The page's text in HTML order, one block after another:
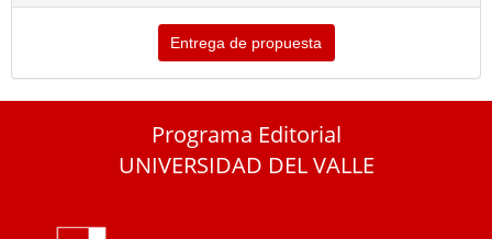
Entrega de propuesta
Programa Editorial
UNIVERSIDAD DEL VALLE